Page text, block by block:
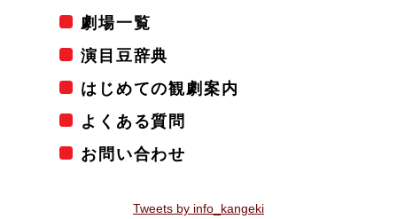
劇場一覧
演目豆辞典
はじめての観劇案内
よくある質問
お問い合わせ
Tweets by info_kangeki